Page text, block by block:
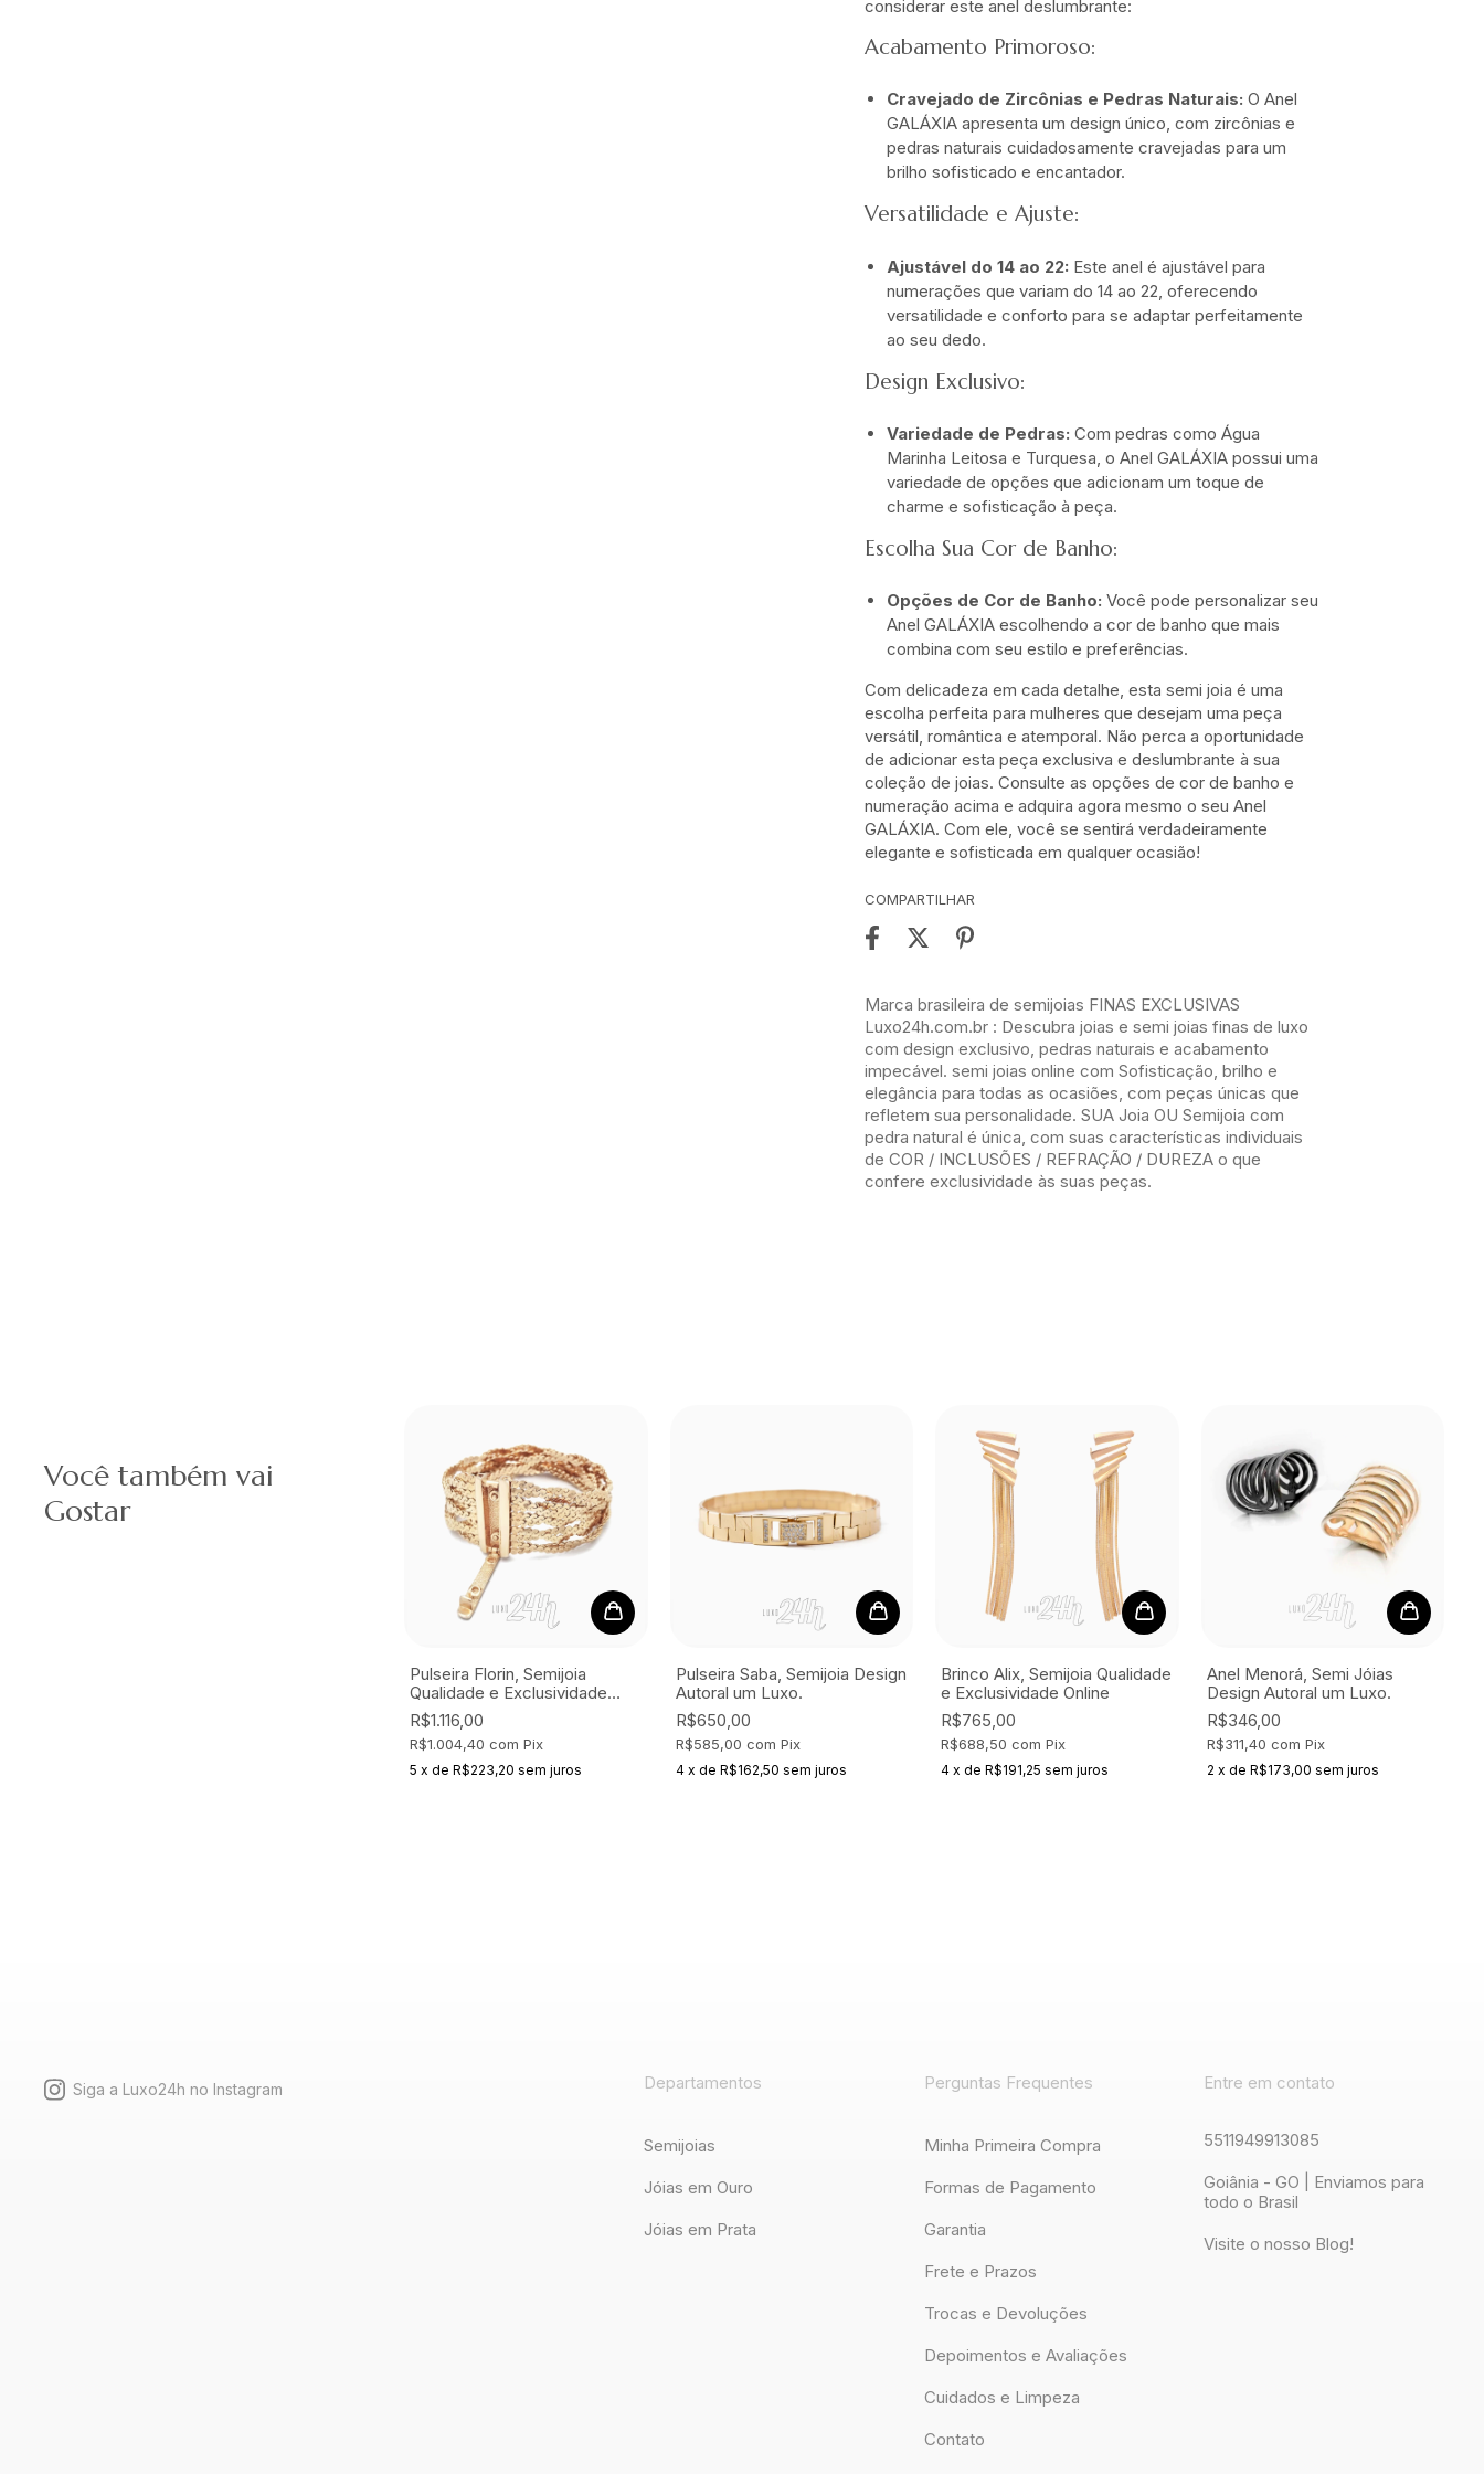
considerar este anel deslumbrante:
Acabamento Primoroso:
Cravejado de Zircônias e Pedras Naturais: O Anel
GALÁXIA apresenta um design único, com zircônias e
pedras naturais cuidadosamente cravejadas para um
brilho sofisticado e encantador.
Versatilidade e Ajuste:
Ajustável do 14 ao 22: Este anel é ajustável para
numerações que variam do 14 ao 22, oferecendo
versatilidade e conforto para se adaptar perfeitamente
ao seu dedo.
Design Exclusivo:
Variedade de Pedras: Com pedras como Água
Marinha Leitosa e Turquesa, o Anel GALÁXIA possui uma
variedade de opções que adicionam um toque de
charme e sofisticação à peça.
Escolha Sua Cor de Banho:
Opções de Cor de Banho: Você pode personalizar seu
Anel GALÁXIA escolhendo a cor de banho que mais
combina com seu estilo e preferências.
Com delicadeza em cada detalhe, esta semi joia é uma
escolha perfeita para mulheres que desejam uma peça
versátil, romântica e atemporal. Não perca a oportunidade
de adicionar esta peça exclusiva e deslumbrante à sua
coleção de joias. Consulte as opções de cor de banho e
numeração acima e adquira agora mesmo o seu Anel
GALÁXIA. Com ele, você se sentirá verdadeiramente
elegante e sofisticada em qualquer ocasião!
COMPARTILHAR
Você também vai
Gostar
Pulseira Florin, Semijoia
Qualidade e Exclusividade
Online
R$1.116,00
R$1.004,40 com Pix
5 x de R$223,20 sem juros
Pulseira Saba, Semijoia Design
Autoral um Luxo.
R$650,00
R$585,00 com Pix
4 x de R$162,50 sem juros
Brinco Alix, Semijoia Qualidade
e Exclusividade Online
R$765,00
R$688,50 com Pix
4 x de R$191,25 sem juros
Anel Menorá, Semi Jóias
Design Autoral um Luxo.
R$346,00
R$311,40 com Pix
2 x de R$173,00 sem juros
Siga a Luxo24h no Instagram Departamentos
Semijoias
Jóias em Ouro
Jóias em Prata
Perguntas Frequentes
Minha Primeira Compra
Formas de Pagamento
Garantia
Frete e Prazos
Trocas e Devoluções
Depoimentos e Avaliações
Cuidados e Limpeza
Contato
Entre em contato
5511949913085
Goiânia - GO | Enviamos para
todo o Brasil
Visite o nosso Blog!